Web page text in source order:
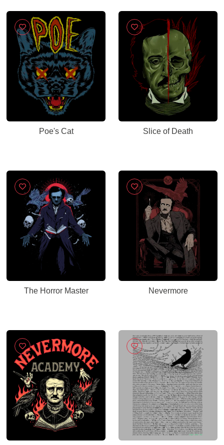
Poe's Cat Slice of Death
The Horror Master Nevermore